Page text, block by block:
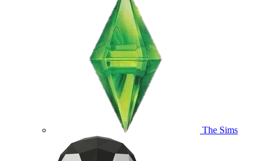
The Sims